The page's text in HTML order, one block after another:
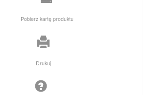
Pobierz kartę produktu
Drukuj